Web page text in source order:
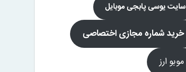
سایت یوسی پابجی موبایل
خرید شماره مجازی اختصاصی
موبو ارز